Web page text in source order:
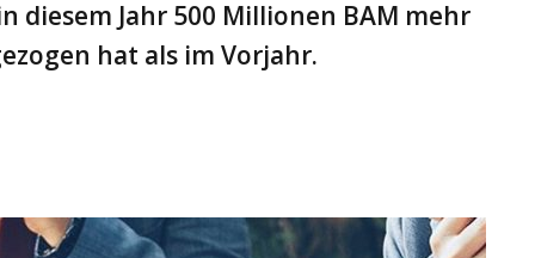
diesem Jahr 500 Millionen BAM mehr
hat als im Vorjahr.